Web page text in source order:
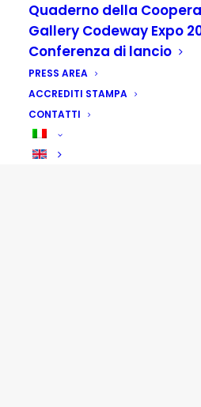
Quaderno della
Gallery Codeway Expo
Conferenza di lancio
PRESS AREA
ACCREDITI STAMPA
CONTATTI